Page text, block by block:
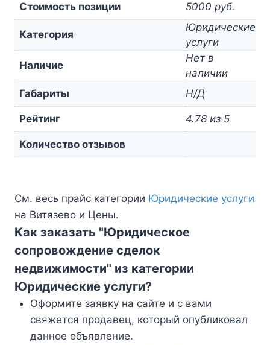
Стоимость позиции 5000 руб.
Категория
Юридические
услуги
Наличие
Нет в
наличии
Габариты
Н/Д
Рейтинг 4.78 из 5
Количество отзывов
См. весь прайс категории Юридические услуги
на Витязево и Цены.
Как заказать "Юридическое
сопровождение сделок
недвижимости" из категории
Юридические услуги?
Оформите заявку на сайте и с вами
свяжется продавец, который опубликовал
данное объявление.